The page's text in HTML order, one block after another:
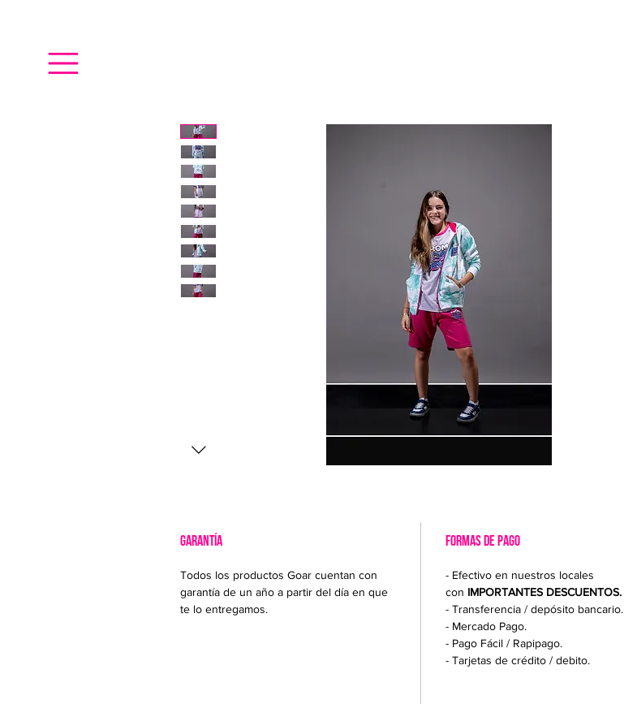
GARANTÍA
Todos los productos Goar cuentan con
garantía de un año a partir del día en que
te lo entregamos.
FORMAS DE PAGO
- Efectivo en nuestros locales
con IMPORTANTES DESCUENTOS.
- Transferencia / depósito bancario.
- Mercado Pago.
- Pago Fácil / Rapipago.
- Tarjetas de crédito / debito.